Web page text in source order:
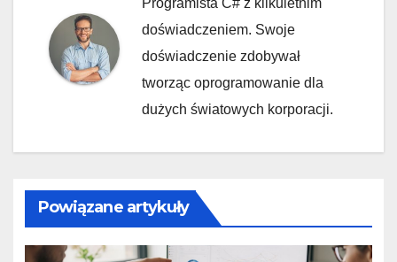
Programista C# z kilkuletnim
doświadczeniem. Swoje
doświadczenie zdobywał
tworząc oprogramowanie dla
dużych światowych korporacji.
Powiązane artykuły